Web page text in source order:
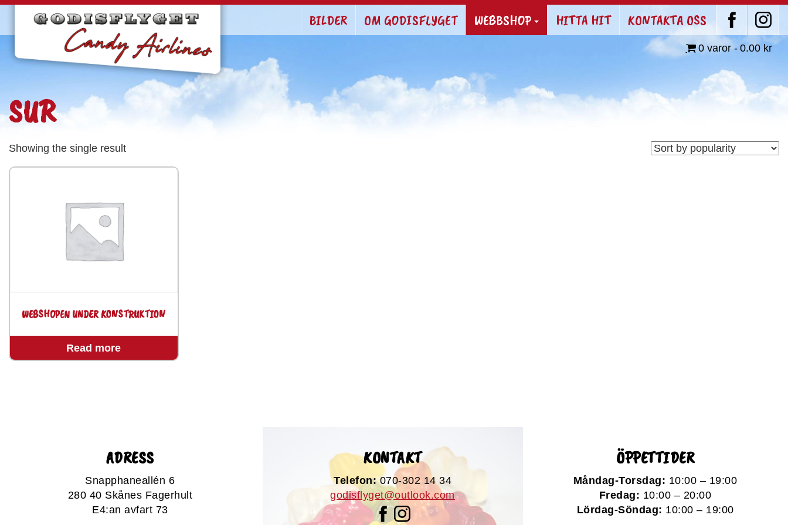
BILDER OM GODISFLYGET WEBBSHOP HITTA HIT KONTAKTA OSS
0 varor 0.00 kr
SUR
Showing the single result
WEBSHOPEN UNDER KONSTRUKTION
Read more
ADRESS
Snapphaneallén 6
280 40 Skånes Fagerhult
E4:an avfart 73
KONTAKT
Telefon:070-302 14 34
godisflyget@outlook.com
ÖPPETTIDER
Måndag-Torsdag: 10:00 – 19:00
Fredag: 10:00 – 20:00
Lördag-Söndag: 10:00 – 19:00